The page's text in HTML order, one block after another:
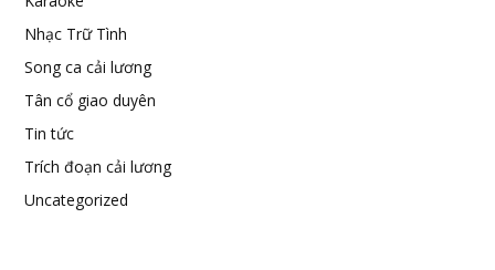
Nhạc Trữ Tình
Song ca cải lương
Tân cổ giao duyên
Tin tức
Trích đoạn cải lương
Uncategorized